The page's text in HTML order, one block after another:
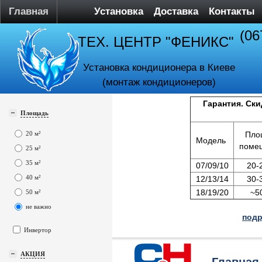
Главная Установка Доставка Контакты
ТЕХ. ЦЕНТР "ФЕНИКС"
Установка кондиционера в Киеве
(монтаж кондиционеров)
Площадь
20 м²
25 м²
35 м²
40 м²
50 м²
не важно
Инвертор
АКЦИЯ
Гарантия.
Модель
07/09/10
20-
12/13/14
30-
18/19/20